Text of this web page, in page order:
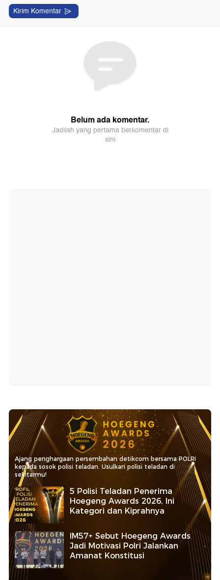
Ajang penghargaan persembahan detikcom bersama POLRI
kepada sosok polisi teladan. Usulkan polisi teladan di
sekitarmu!
5 Polisi Teladan Penerima
Hoegeng Awards 2026, Ini
Kategori dan Kiprahnya
IM57+ Sebut Hoegeng Awards
Jadi Motivasi Polri Jalankan
Amanat Konstitusi